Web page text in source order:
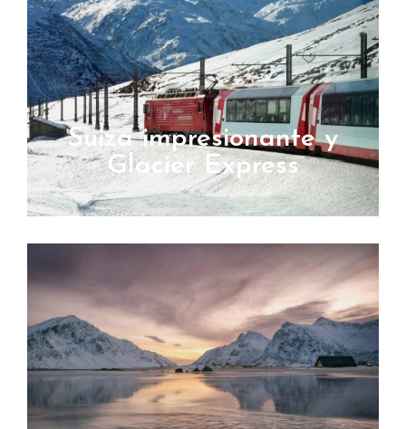
Suiza impresionante y
Glacier Express